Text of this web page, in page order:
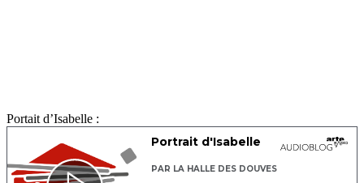
Portait d’Isabelle :